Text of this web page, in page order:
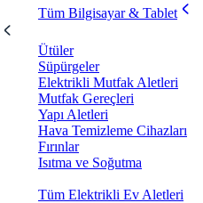
Tüm Bilgisayar & Tablet
Ütüler
Süpürgeler
Elektrikli Mutfak Aletleri
Mutfak Gereçleri
Yapı Aletleri
Hava Temizleme Cihazları
Fırınlar
Isıtma ve Soğutma
Tüm Elektrikli Ev Aletleri